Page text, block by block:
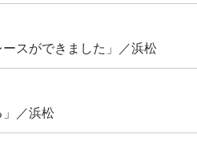
スができました」／浜松
」／浜松